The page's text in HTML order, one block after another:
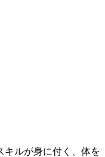
キルが身に付く、体を